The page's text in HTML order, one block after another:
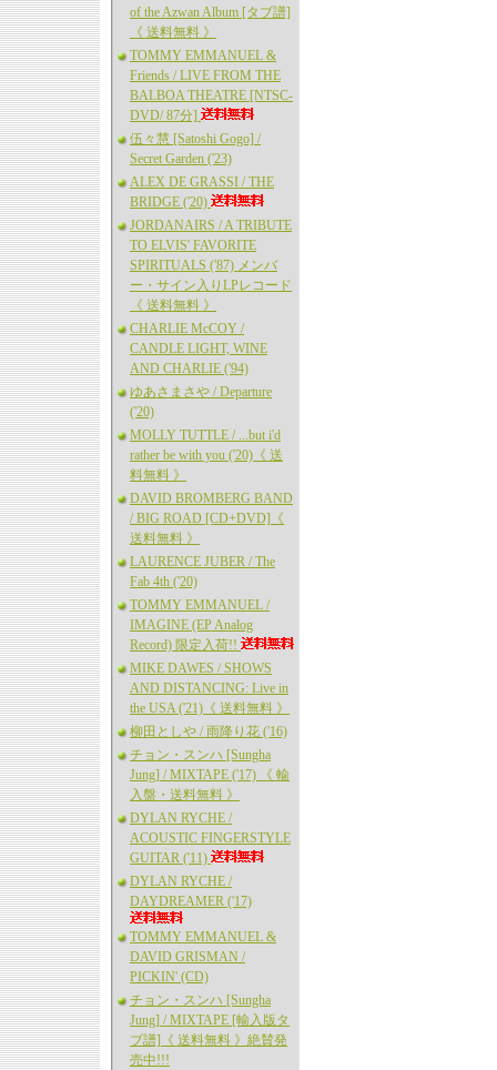
of the Azwan Album [タブ譜]
《 送料無料 》
TOMMY EMMANUEL &
Friends / LIVE FROM THE
BALBOA THEATRE [NTSC-
DVD/ 87分]
伍々慧 [Satoshi Gogo] /
Secret Garden ('23)
ALEX DE GRASSI / THE
BRIDGE ('20)
JORDANAIRS / A TRIBUTE
TO ELVIS' FAVORITE
SPIRITUALS ('87) メンバ
ー・サイン入りLPレコード
《 送料無料 》
CHARLIE McCOY /
CANDLE LIGHT, WINE
AND CHARLIE ('94)
ゆあさまさや / Departure
('20)
MOLLY TUTTLE / ...but i'd
rather be with you ('20)《 送
料無料 》
DAVID BROMBERG BAND
/ BIG ROAD [CD+DVD]《
送料無料 》
LAURENCE JUBER / The
Fab 4th ('20)
TOMMY EMMANUEL /
IMAGINE (EP Analog
Record) 限定入荷!!
MIKE DAWES / SHOWS
AND DISTANCING: Live in
the USA ('21)《 送料無料 》
柳田としや / 雨降り花 ('16)
チョン・スンハ [Sungha
Jung] / MIXTAPE ('17) 《 輸
入盤・送料無料 》
DYLAN RYCHE /
ACOUSTIC FINGERSTYLE
GUITAR ('11)
DYLAN RYCHE /
DAYDREAMER ('17)
TOMMY EMMANUEL &
DAVID GRISMAN /
PICKIN' (CD)
チョン・スンハ [Sungha
Jung] / MIXTAPE [輸入版タ
ブ譜]《 送料無料 》絶賛発
売中!!!